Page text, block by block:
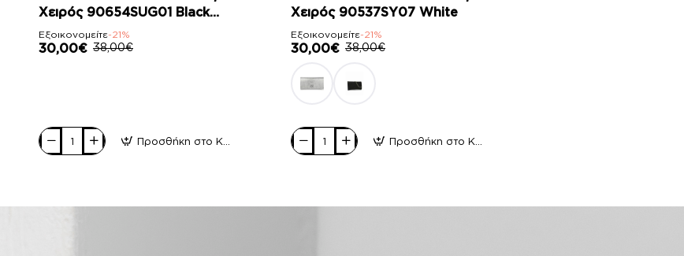
Χειρός 90654SUG01 Black
Sugar
Εξοικονομείτε-21%
30,00€ 38,00€
Pierro
accessories
Black
Προσθήκη στο Καλάθι
Χειρός 90537SY07 White
Εξοικονομείτε-21%
30,00€ 38,00€
Pierro
accessories
White
Προσθήκη στο Καλάθι